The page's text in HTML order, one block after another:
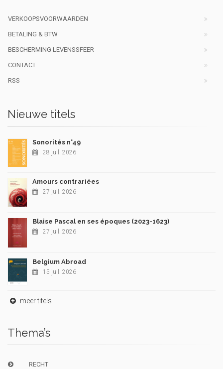
VERKOOPSVOORWAARDEN
BETALING & BTW
BESCHERMING LEVENSSFEER
CONTACT
RSS
Nieuwe titels
Sonorités n°49
28 juil. 2026
Amours contrariées
27 juil. 2026
Blaise Pascal en ses époques (2023-1623)
27 juil. 2026
Belgium Abroad
15 juil. 2026
meer titels
Thema’s
RECHT